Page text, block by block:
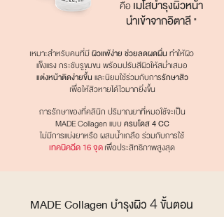
คือเมโสบํารุงผิวหน้า
นําเข้าจากอิตาลี"
เหมาะสําหรับคนที่มีผิวแพ้ง่าย ช่วยลดผดผื่น ทําให้ผิว
แข็งแรง กระชับรูขุมขน พร้อมปรับสีผิวให้สมํ่าเสมอ
แต่งหน้าติดง่ายขึ้น และนิยมใช้ร่วมกับการรักษาสิว
เพื่อให้สิวหายได้ไวมากยิ่งขึ้น
การรักษาของที่คลินิก ปริมาณยาที่หมอใช้จะเป็น
MADE Collagen แบบ ครบโดส 4 CC
ไม่มีการแบ่งยาหรือ ผสมนํ้าเกลือ ร่วมกับการใช้
เทคนิคฉีด 16 จุดเพื่อประสิทธิภาพสูงสุด
MADE Collagen บํารุงผิว4ขั้นตอน